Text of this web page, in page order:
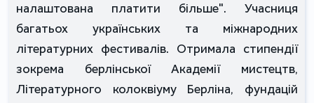
налаштована платити більше". Учасниця
багатьох українських та міжнародних
літературних фестивалів. Отримала стипендії
зокрема берлінської Академії мистецтв,
Літературного колоквіуму Берліна, фундацій